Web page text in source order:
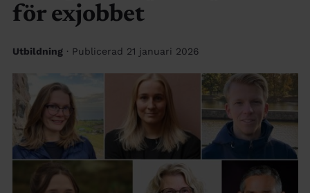
för exjobbet
Utbildning · Publicerad 21 januari 2026